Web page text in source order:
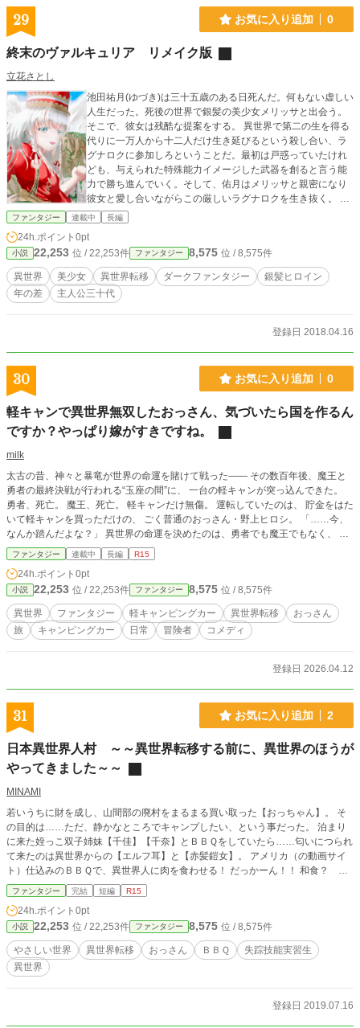
29 お気に入り追加 0
終末のヴァルキュリア リメイク版
立花さとし
池田祐月(ゆづき)は三十五歳のある日死んだ。何もない虚しい
人生だった。死後の世界で銀髪の美少女メリッサと出会う。
そこで、彼女は残酷な提案をする。 異世界で第二の生を得る
代りに一万人から十二人だけ生き延びるという殺し合い、ラ
グナロクに参加しろということだ。最初は戸惑っていたけれ
ども、与えられた特殊能力イメージした武器を創ると言う能
力で勝ち進んでいく。そして、佑月はメリッサと親密になり
彼女と愛し合いながらこの厳しいラグナロクを生き抜く。 年
の差カップルの純愛ダークファンタジー小説－－ この小説は
です。
ファンタジー 連載中 長編
24h.ポイント 0pt
小説 22,253 位 / 22,253件 ファンタジー 8,575 位 / 8,575件
異世界 美少女 異世界転移 ダークファンタジー
銀髪ヒロイン
年の差
主人公三十代
登録日 2018.04.16
30 お気に入り追加 0
軽キャンで異世界無双したおっさん、気づいたら国を作るん
ですか？やっぱり嫁がすきですね。
milk
太古の昔、神々と暴竜が世界の命運を賭けて戦った—— その数百年後、魔王と
勇者の最終決戦が行われる“玉座の間”に、 一台の軽キャンが突っ込んできた。
勇者、死亡。 魔王、死亡。 軽キャンだけ無傷。 運転していたのは、 貯金をはた
いて軽キャンを買っただけの、 ごく普通のおっさん・野上ヒロシ。 「……今、
なんか踏んだよな？」 異世界の命運を決めたのは、勇者でも魔王でもなく、 女
神のチート能力を授かった軽キャンの物理攻撃だった。 混乱した女神はヒロシ
に最低限の加護（言語理解）だけを与え、 なぜか軽キャンにだけ 空間収納・時
間停止・自動修復・機能拡張・超耐久性能 というチート級の加護を付与してし
まう。 こうして始まる、 おっさんヒロシ × 神の加護で最強兵器と化した軽キャ
ンの異世界旅。 獣人一家との出会い、エルフとの衝突、山越えの旅路。 気づけ
ば人が集まり、物資が集まり、技術が集まり—— 「……あれ？ 俺、国作って
ない？」 気づいたら建国していたおっさんが、 冒険者になったり、奥さんがで
に、主人公だけ妙にゆるい。 笑って、癒されて、時々熱い。 “軽キャン最強”異
ファンタジー 連載中 長編 R15
24h.ポイント 0pt
小説 22,253 位 / 22,253件 ファンタジー 8,575 位 / 8,575件
異世界 ファンタジー 軽キャンピングカー 異世界転移
おっさん
旅
キャンピングカー 日常 冒険者 コメディ
登録日 2026.04.12
31 お気に入り追加 2
日本異世界人村 ～～異世界転移する前に、異世界のほうが
やってきました～～
MINAMI
若いうちに財を成し、山間部の廃村をまるまる買い取った【おっちゃん】。 そ
の目的は……ただ、静かなところでキャンプしたい、という事だった。 泊まり
に来た姪っこ双子姉妹【千佳】【千奈】とＢＢＱをしていたら……匂いにつられ
て来たのは異世界からの【エルフ耳】と【赤髪鎧女】。 アメリカ（の動画サイ
ト）仕込みのＢＢＱで、異世界人に肉を食わせる！ だっかーん！！ 和食？ く
そくらえ！
ファンタジー 完結 短編 R15
24h.ポイント 0pt
小説 22,253 位 / 22,253件 ファンタジー 8,575 位 / 8,575件
やさしい世界 異世界転移 おっさん ＢＢＱ
失踪技能実習生
異世界
登録日 2019.07.16